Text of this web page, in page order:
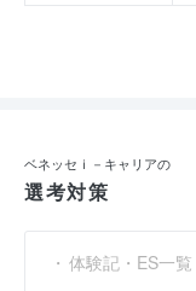
ベネッセｉ－キャリアの
選考対策
体験記・ES一覧